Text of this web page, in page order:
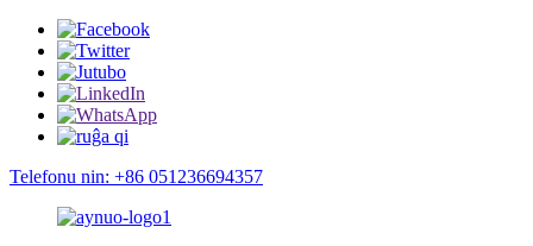
Telefonu nin: +86 051236694357